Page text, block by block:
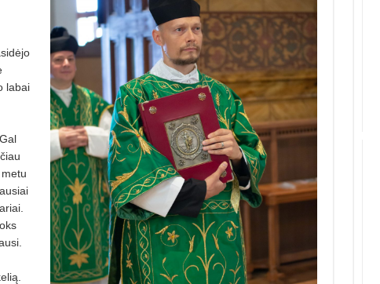
labai